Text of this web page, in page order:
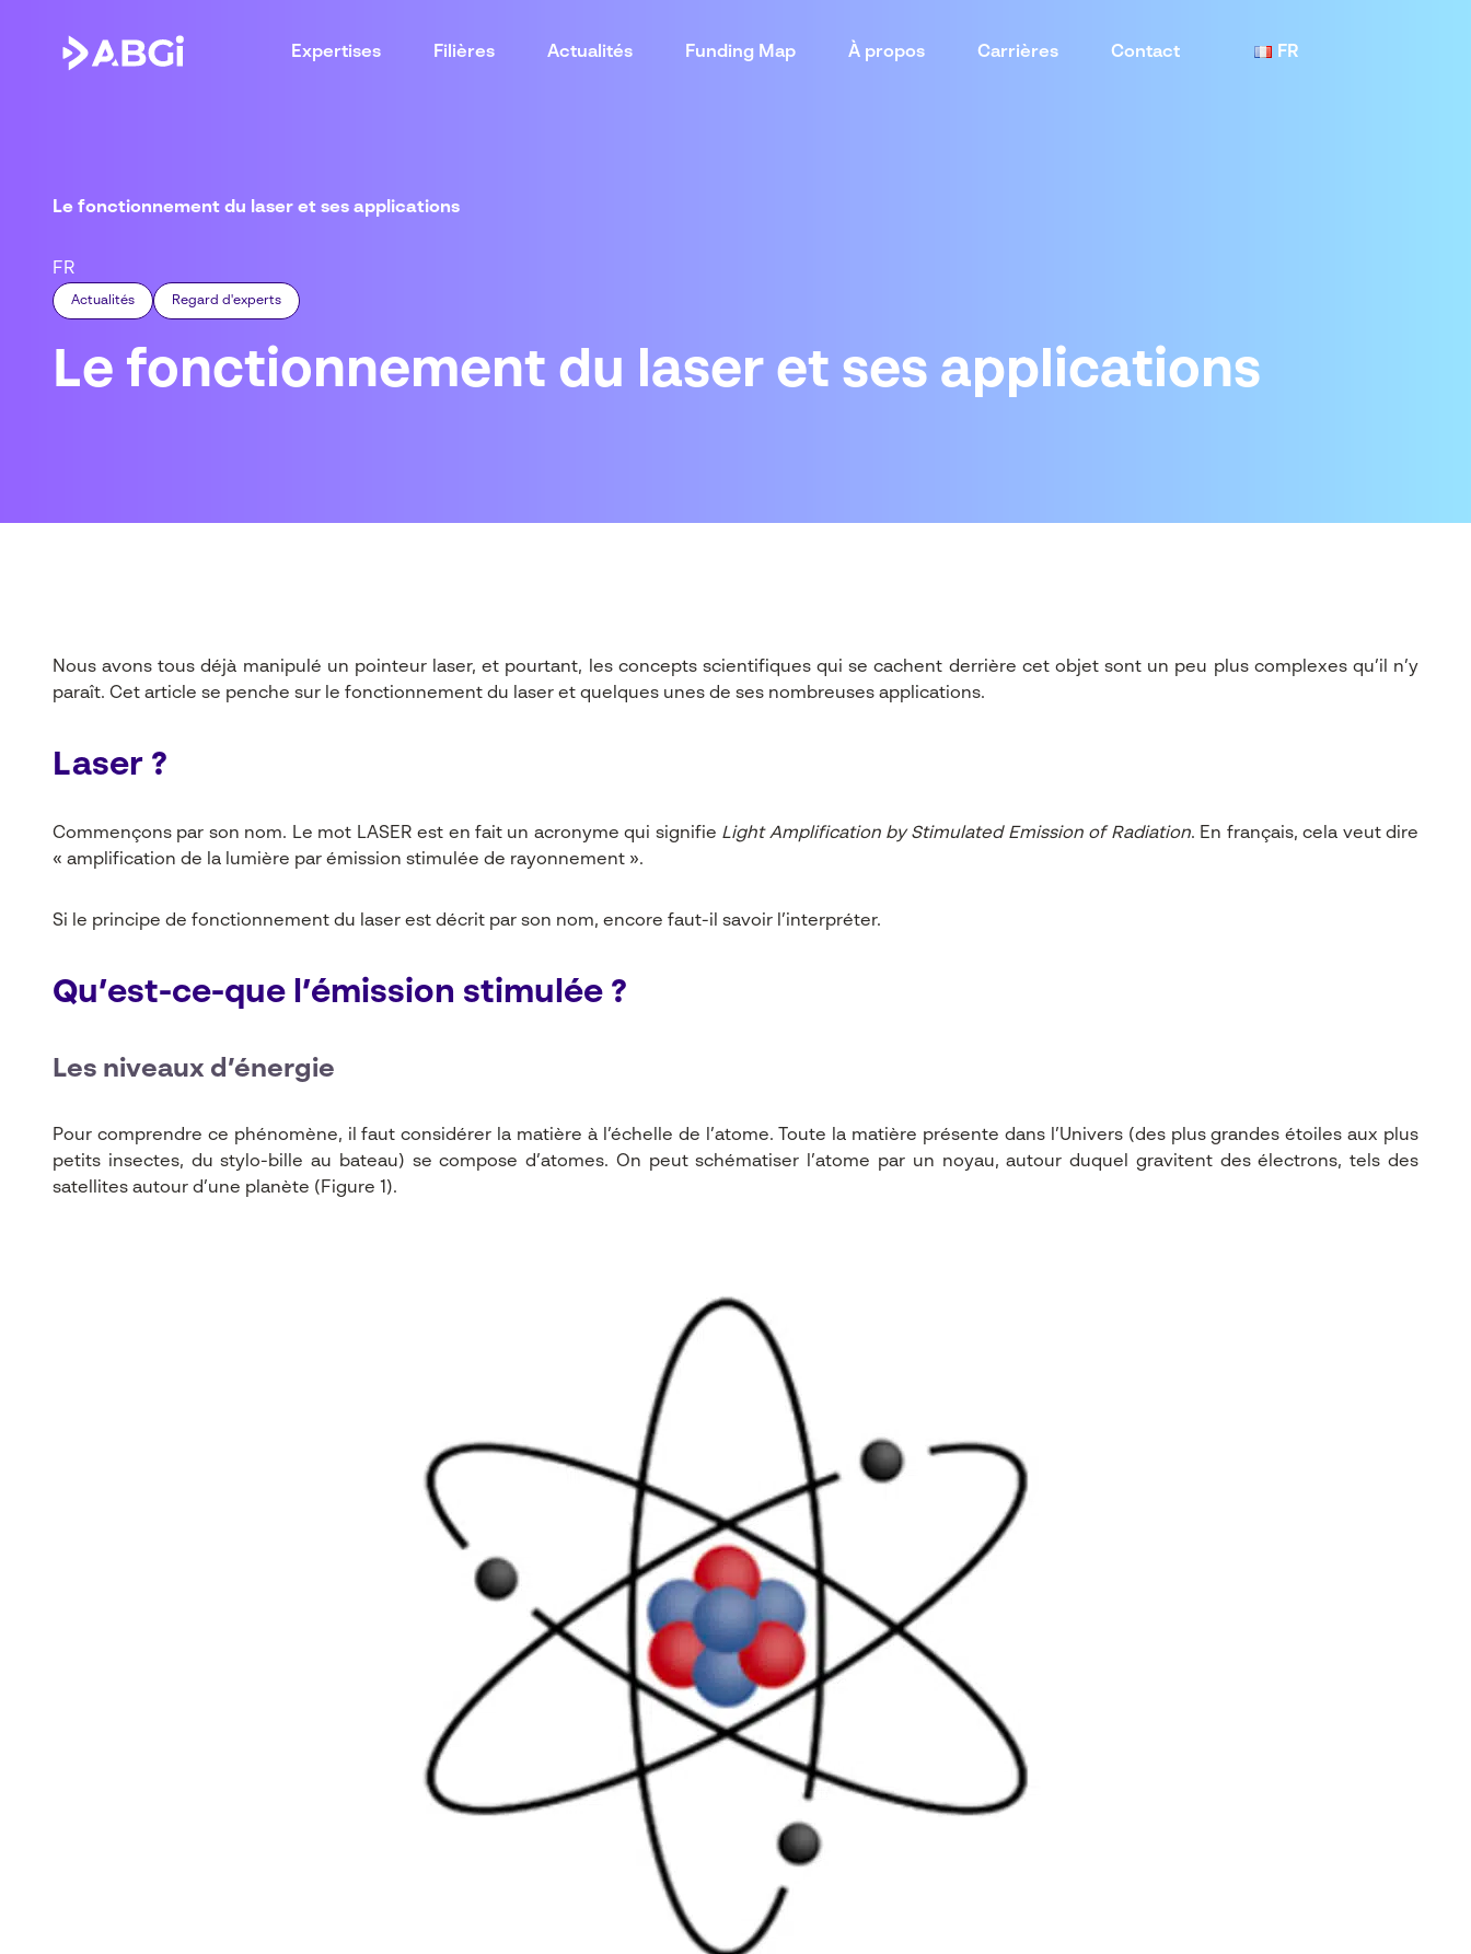
Expertises Filières Actualités Funding Map À propos Carrières Contact FR
Le fonctionnement du laser et ses applications
FR
Actualités Regard d'experts
Le fonctionnement du laser et ses applications
Nous avons tous déjà manipulé un pointeur laser, et pourtant, les concepts scientifiques qui se cachent derrière cet objet sont un peu plus complexes qu’il n’y
paraît. Cet article se penche sur le fonctionnement du laser et quelques unes de ses nombreuses applications.
Laser ?
Commençons par son nom. Le mot LASER est en fait un acronyme qui signifie Light Amplification by Stimulated Emission of Radiation. En français, cela veut dire
« amplification de la lumière par émission stimulée de rayonnement ».
Si le principe de fonctionnement du laser est décrit par son nom, encore faut-il savoir l’interpréter.
Qu’est-ce-que l’émission stimulée ?
Les niveaux d’énergie
Pour comprendre ce phénomène, il faut considérer la matière à l’échelle de l’atome. Toute la matière présente dans l’Univers (des plus grandes étoiles aux plus
petits insectes, du stylo-bille au bateau) se compose d’atomes. On peut schématiser l’atome par un noyau, autour duquel gravitent des électrons, tels des
satellites autour d’une planète (Figure 1).